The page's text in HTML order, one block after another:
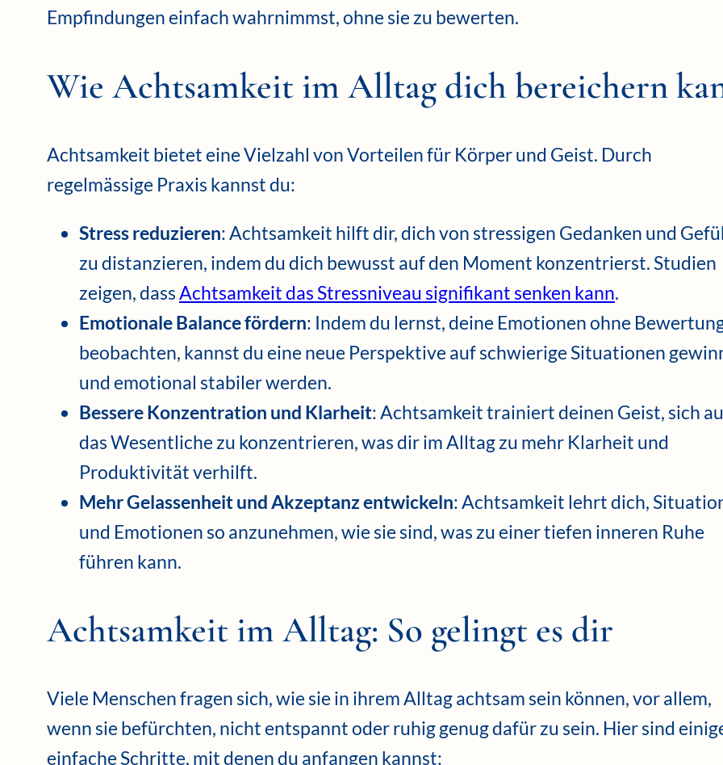
Empfindungen einfach wahrnimmst, ohne sie zu bewerten.
Wie Achtsamkeit im Alltag dich bereichern
Achtsamkeit bietet eine Vielzahl von Vorteilen für Körper und Geist. Durch
regelmässige Praxis kannst du:
Stress reduzieren: Achtsamkeit hilft dir, dich von stressigen Gedanken und
zu distanzieren, indem du dich bewusst auf den Moment konzentrierst. Studien
zeigen, dassAchtsamkeit das Stressniveau signifikant senken kann.
Emotionale Balance fördern: Indem du lernst, deine Emotionen ohne
beobachten, kannst du eine neue Perspektive auf schwierige Situationen
und emotional stabiler werden.
Bessere Konzentration und Klarheit: Achtsamkeit trainiert deinen Geist, sich
das Wesentliche zu konzentrieren, was dir im Alltag zu mehr Klarheit und
Produktivität verhilft.
Mehr Gelassenheit und Akzeptanz entwickeln: Achtsamkeit lehrt dich,
und Emotionen so anzunehmen, wie sie sind, was zu einer tiefen inneren Ruhe
führen kann.
Achtsamkeit im Alltag: So gelingt es dir
Viele Menschen fragen sich, wie sie in ihrem Alltag achtsam sein können, vor allem,
wenn sie befürchten, nicht entspannt oder ruhig genug dafür zu sein. Hier sind
einfache Schritte, mit denen du anfangen kannst: